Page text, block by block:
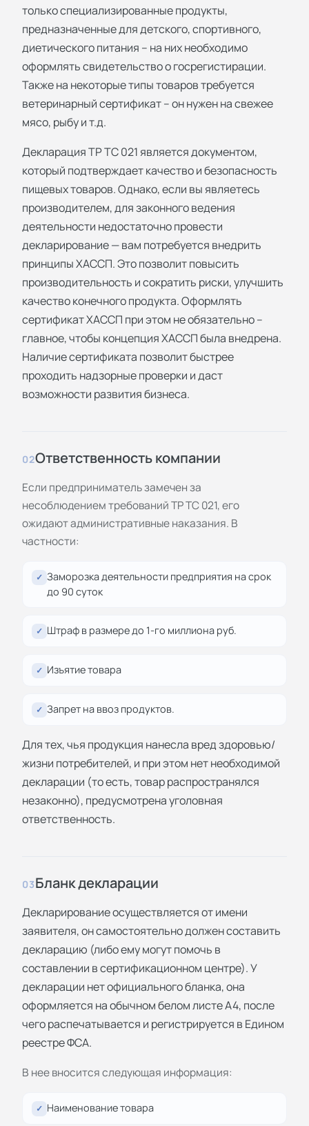
только специализированные продукты,
предназначенные для детского, спортивного,
диетического питания – на них необходимо
оформлять свидетельство о госрегистирации.
Также на некоторые типы товаров требуется
ветеринарный сертификат – он нужен на свежее
мясо, рыбу и т.д.
Декларация ТР ТС 021 является документом,
который подтверждает качество и безопасность
пищевых товаров. Однако, если вы являетесь
производителем, для законного ведения
деятельности недостаточно провести
декларирование — вам потребуется внедрить
принципы ХАССП. Это позволит повысить
производительность и сократить риски, улучшить
качество конечного продукта. Оформлять
сертификат ХАССП при этом не обязательно –
главное, чтобы концепция ХАССП была внедрена.
Наличие сертификата позволит быстрее
проходить надзорные проверки и даст
возможности развития бизнеса.
02Ответственность компании
Если предприниматель замечен за
несоблюдением требований ТР ТС 021, его
ожидают административные наказания. В
частности:
✓ Заморозка деятельности предприятия на срок
до 90 суток
✓ Штраф в размере до 1-го миллиона руб.
✓ Изъятие товара
✓ Запрет на ввоз продуктов.
Для тех, чья продукция нанесла вред здоровью/
жизни потребителей, и при этом нет необходимой
декларации (то есть, товар распространялся
незаконно), предусмотрена уголовная
ответственность.
03Бланк декларации
Декларирование осуществляется от имени
заявителя, он самостоятельно должен составить
декларацию (либо ему могут помочь в
составлении в сертификационном центре). У
декларации нет официального бланка, она
оформляется на обычном белом листе А4, после
чего распечатывается и регистрируется в Едином
реестре ФСА.
В нее вносится следующая информация:
✓ Наименование товара